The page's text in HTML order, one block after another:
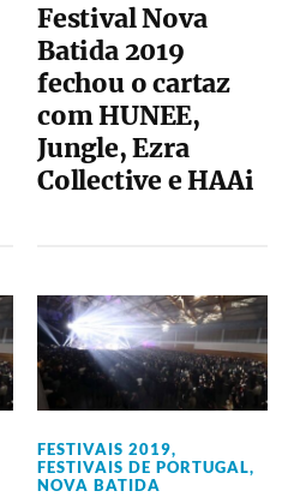
Festival Nova
Batida 2019
fechou o cartaz
com HUNEE,
Jungle, Ezra
Collective e HAAi
FESTIVAIS 2019,
FESTIVAIS DE PORTUGAL,
NOVA BATIDA